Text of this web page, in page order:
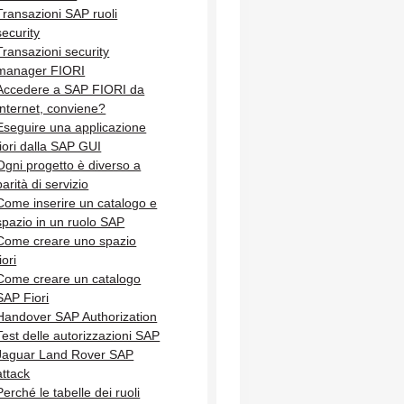
SAP ruoli
security
FIORI
a SAP FIORI da
conviene?
una applicazione
dalla SAP GUI
progetto è diverso a
di servizio
inserire un catalogo e
in un ruolo SAP
creare uno spazio
creare un catalogo
Fiori
SAP Authorization
delle autorizzazioni SAP
Land Rover SAP
le tabelle dei ruoli